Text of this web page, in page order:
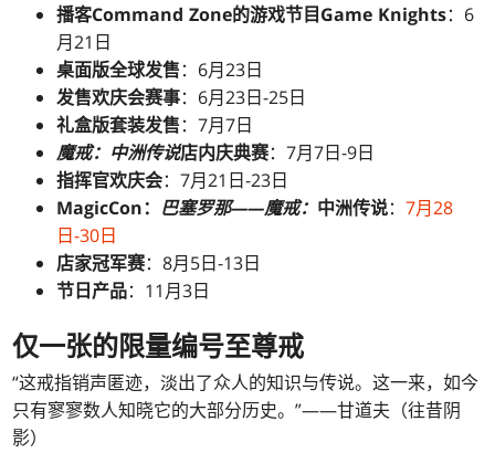
播客Command Zone的游戏节目Game Knights：6
月21日
桌面版全球发售：6月23日
发售欢庆会赛事：6月23日-25日
礼盒版套装发售：7月7日
魔戒：中洲传说店内庆典赛：7月7日-9日
指挥官欢庆会：7月21日-23日
MagicCon： 巴塞罗那——魔戒： 中洲传说：7月28
日-30日
店家冠军赛：8月5日-13日
节日产品：11月3日
仅一张的限量编号至尊戒
“这戒指销声匿迹，淡出了众人的知识与传说。这一来，如今
只有寥寥数人知晓它的大部分历史。”——甘道夫（往昔阴
影）